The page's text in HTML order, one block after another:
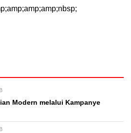
Modern melalui Kampanye